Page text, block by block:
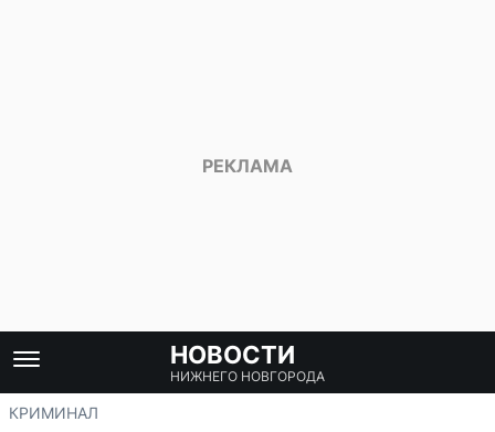
НОВОСТИ
НИЖНЕГО НОВГОРОДА
КРИМИНАЛ